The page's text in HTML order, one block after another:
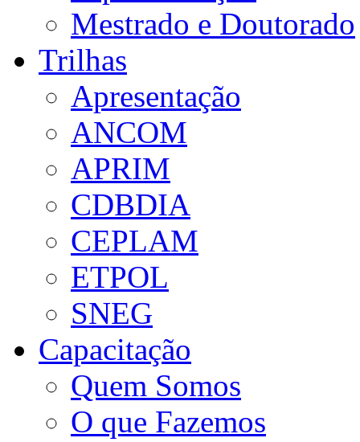
Mestrado e Doutorado
Trilhas
Apresentação
ANCOM
APRIM
CDBDIA
CEPLAM
ETPOL
SNEG
Capacitação
Quem Somos
O que Fazemos